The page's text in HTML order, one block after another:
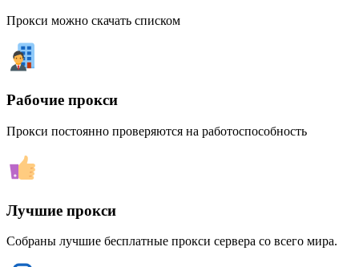
Прокси можно скачать списком
Рабочие прокси
Прокси постоянно проверяются на работоспособность
Лучшие прокси
Собраны лучшие бесплатные прокси сервера со всего мира.